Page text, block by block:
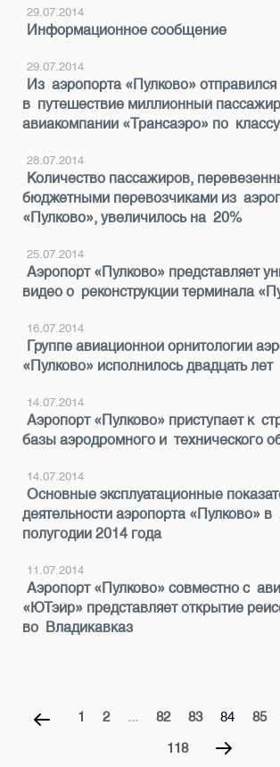
29.07.2014
Информационное сообщение
29.07.2014
Из аэропорта «Пулково» отправился
в путешествие миллионный пассажир
авиакомпании «Трансаэро» по
28.07.2014
Количество пассажиров,
бюджетными перевозчиками из
«Пулково», увеличилось на 20%
25.07.2014
Аэропорт «Пулково» представляет
видео о реконструкции терминала
16.07.2014
Группе авиационной орнитологии
«Пулково» исполнилось двадцать лет
14.07.2014
Аэропорт «Пулково» приступает к
базы аэродромного и технического
14.07.2014
Основные эксплуатационные
деятельности аэропорта «Пулково»
полугодии 2014 года
11.07.2014
Аэропорт «Пулково» совместно с
«ЮТэйр» представляет открытие
во Владикавказ
1 2 ... 82 83 84 85
118